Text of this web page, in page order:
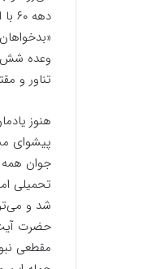
وعده شش
تناور و
پیشوای
جوان
تحمیلی
شد و
حضرت
مقطعی